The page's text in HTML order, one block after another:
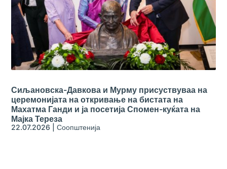
Сиљановска-Давкова и Мурму присуствуваа на
церемонијата на откривање на бистата на
Махатма Ганди и ја посетија Спомен-куќата на
Мајка Тереза
22.07.2026 |Соопштенија